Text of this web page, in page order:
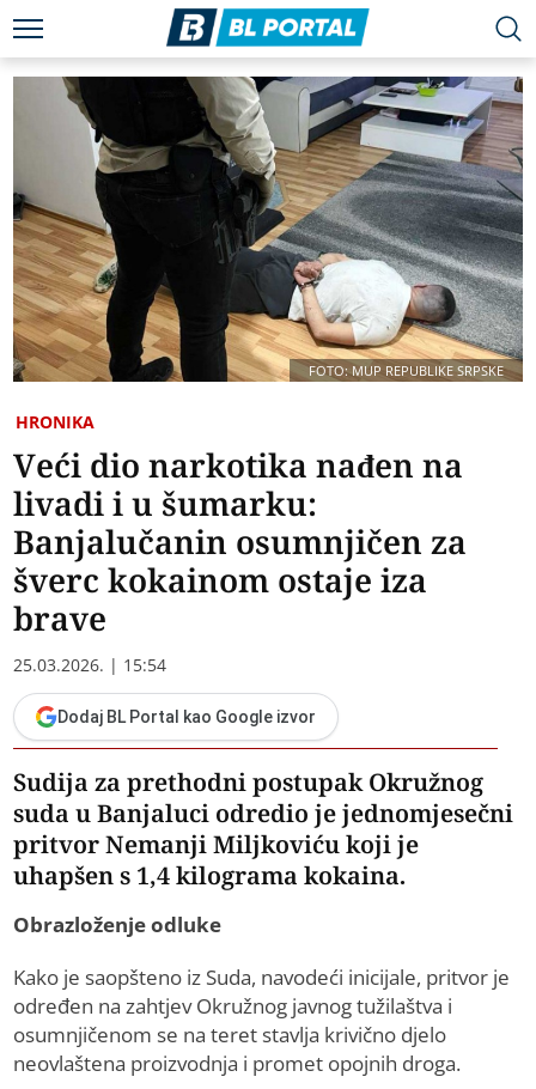
FOTO: MUP REPUBLIKE SRPSKE
HRONIKA
Veći dio narkotika nađen na
livadi i u šumarku:
Banjalučanin osumnjičen za
šverc kokainom ostaje iza
brave
25.03.2026. | 15:54
Dodaj BL Portal kao Google izvor
Sudija za prethodni postupak Okružnog
suda u Banjaluci odredio je jednomjesečni
pritvor Nemanji Miljkoviću koji je
uhapšen s 1,4 kilograma kokaina.
Obrazloženje odluke
Kako je saopšteno iz Suda, navodeći inicijale, pritvor je
određen na zahtjev Okružnog javnog tužilaštva i
osumnjičenom se na teret stavlja krivično djelo
neovlaštena proizvodnja i promet opojnih droga.